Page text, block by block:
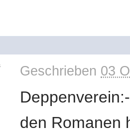
Geschrieben 03
den Romanen